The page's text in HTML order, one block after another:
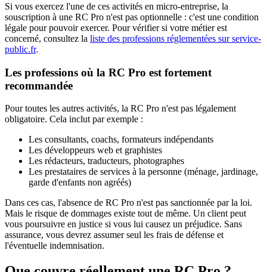
Si vous exercez l'une de ces activités en micro-entreprise, la
souscription à une RC Pro n'est pas optionnelle : c'est une condition
légale pour pouvoir exercer. Pour vérifier si votre métier est
concerné, consultez la liste des professions réglementées sur service-
public.fr.
Les professions où la RC Pro est fortement
recommandée
Pour toutes les autres activités, la RC Pro n'est pas légalement
obligatoire. Cela inclut par exemple :
Les consultants, coachs, formateurs indépendants
Les développeurs web et graphistes
Les rédacteurs, traducteurs, photographes
Les prestataires de services à la personne (ménage, jardinage,
garde d'enfants non agréés)
Dans ces cas, l'absence de RC Pro n'est pas sanctionnée par la loi.
Mais le risque de dommages existe tout de même. Un client peut
vous poursuivre en justice si vous lui causez un préjudice. Sans
assurance, vous devrez assumer seul les frais de défense et
l'éventuelle indemnisation.